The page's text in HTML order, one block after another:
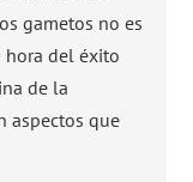
gametos no es
hora del éxito
de la
aspectos que